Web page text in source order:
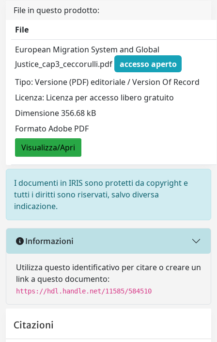
File in questo prodotto:
File
European Migration System and Global
Justice_cap3_ceccorulli.pdf
accesso aperto
Tipo: Versione (PDF) editoriale / Version Of Record
Licenza: Licenza per accesso libero gratuito
Dimensione 356.68 kB
Formato Adobe PDF
Visualizza/Apri
I documenti in IRIS sono protetti da copyright e
tutti i diritti sono riservati, salvo diversa
indicazione.
Informazioni
Utilizza questo identificativo per citare o creare un
link a questo documento:
https://hdl.handle.net/11585/584510
Citazioni